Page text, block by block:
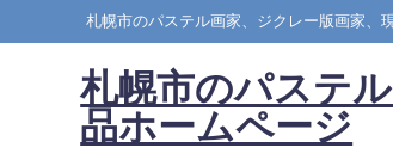
札幌市のパステル画家、ジクレー版画家
札幌市のパステ
品ホームページ